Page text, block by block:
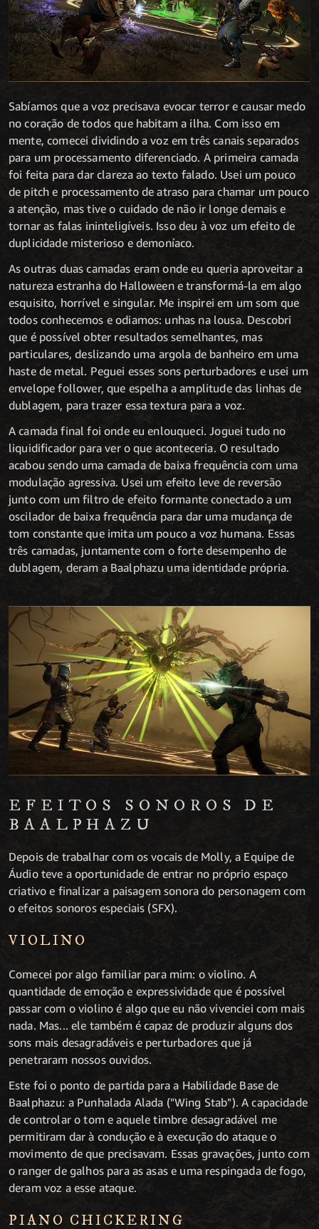
Sabíamos que a voz precisava evocar terror e causar medo
no coração de todos que habitam a ilha. Com isso em
mente, comecei dividindo a voz em três canais separados
para um processamento diferenciado. A primeira camada
foi feita para dar clareza ao texto falado. Usei um pouco
de pitch e processamento de atraso para chamar um pouco
a atenção, mas tive o cuidado de não ir longe demais e
tornar as falas ininteligíveis. Isso deu à voz um efeito de
duplicidade misterioso e demoníaco.
As outras duas camadas eram onde eu queria aproveitar a
natureza estranha do Halloween e transformá-la em algo
esquisito, horrível e singular. Me inspirei em um som que
todos conhecemos e odiamos: unhas na lousa. Descobri
que é possível obter resultados semelhantes, mas
particulares, deslizando uma argola de banheiro em uma
haste de metal. Peguei esses sons perturbadores e usei um
envelope follower, que espelha a amplitude das linhas de
dublagem, para trazer essa textura para a voz.
A camada final foi onde eu enlouqueci. Joguei tudo no
liquidificador para ver o que aconteceria. O resultado
acabou sendo uma camada de baixa frequência com uma
modulação agressiva. Usei um efeito leve de reversão
junto com um filtro de efeito formante conectado a um
oscilador de baixa frequência para dar uma mudança de
tom constante que imita um pouco a voz humana. Essas
três camadas, juntamente com o forte desempenho de
dublagem, deram a Baalphazu uma identidade própria.
EFEITOS SONOROS DE
BAALPHAZU
Depois de trabalhar com os vocais de Molly, a Equipe de
Áudio teve a oportunidade de entrar no próprio espaço
criativo e finalizar a paisagem sonora do personagem com
o efeitos sonoros especiais (SFX).
VIOLINO
Comecei por algo familiar para mim: o violino. A
quantidade de emoção e expressividade que é possível
passar com o violino é algo que eu não vivenciei com mais
nada. Mas... ele também é capaz de produzir alguns dos
sons mais desagradáveis e perturbadores que já
penetraram nossos ouvidos.
Este foi o ponto de partida para a Habilidade Base de
Baalphazu: a Punhalada Alada ("Wing Stab"). A capacidade
de controlar o tom e aquele timbre desagradável me
permitiram dar à condução e à execução do ataque o
movimento de que precisavam. Essas gravações, junto com
o ranger de galhos para as asas e uma respingada de fogo,
deram voz a esse ataque.
PIANO CHICKERING